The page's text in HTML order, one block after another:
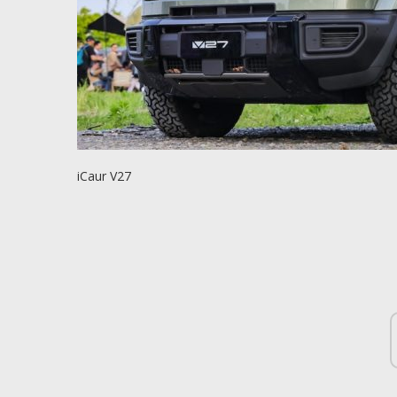
iCaur V27